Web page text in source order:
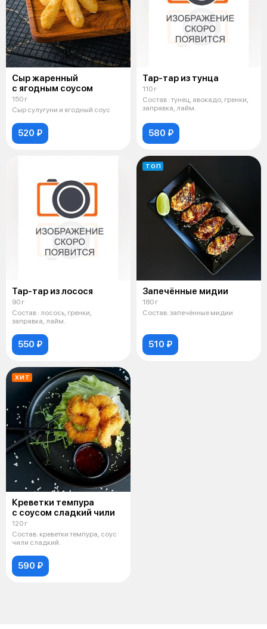
Сыр жаренный
с ягодным соусом
150 г
Сыр сулугуни и ягодный соус
520 ₽
Тар-тар из тунца
110 г
Состав : тунец, авокадо, гренки,
заправка, лайм.
580 ₽
Тар-тар из лосося
90 г
Состав : лосось, гренки,
заправка, лайм.
550 ₽
ТОП
Запечённые мидии
180 г
Состав: запечённые мидии
510 ₽
ХИТ
Креветки темпура
с соусом сладкий чили
120 г
Состав: креветки темпура, соус
чили сладкий.
590 ₽